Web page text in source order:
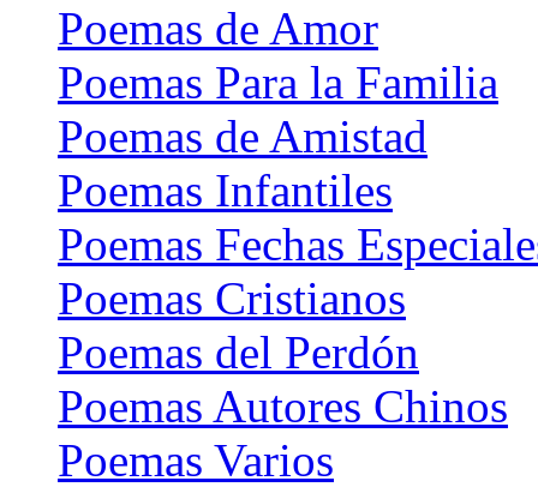
Poemas de Amor
Poemas Para la Familia
Poemas de Amistad
Poemas Infantiles
Poemas Fechas
Poemas Cristianos
Poemas del Perdón
Poemas Autores Chinos
Poemas Varios